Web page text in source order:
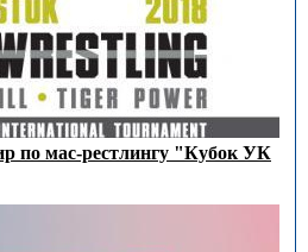
по мас-рестлингу "Кубок УК